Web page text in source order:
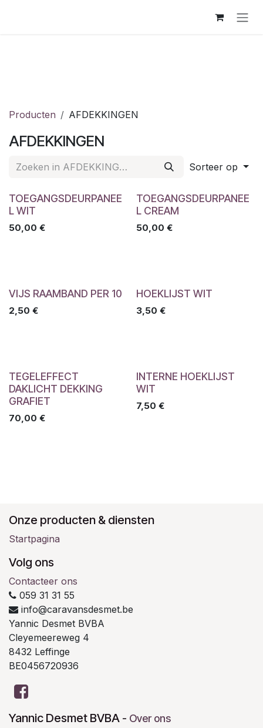
Producten AFDEKKINGEN
AFDEKKINGEN
Sorteer op
TOEGANGSDEURPANEE
L WIT
50,00 €
TOEGANGSDEURPANEE
L CREAM
50,00 €
VIJS RAAMBAND PER 10
2,50 €
HOEKLIJST WIT
3,50 €
TEGELEFFECT
DAKLICHT DEKKING
GRAFIET
70,00 €
INTERNE HOEKLIJST
WIT
7,50 €
Onze producten & diensten
Startpagina
Volg ons
Contacteer ons
059 31 31 55
info@caravansdesmet.be
Yannic Desmet BVBA
Cleyemeereweg 4
8432 Leffinge
BE0456720936
Yannic Desmet BVBA - Over ons